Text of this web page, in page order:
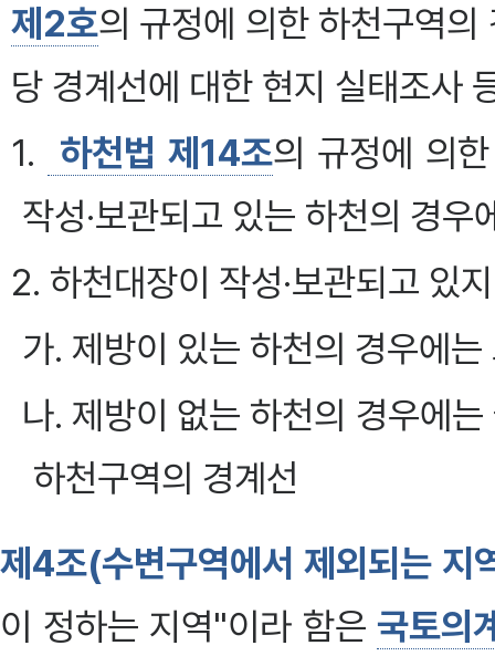
제2호의 규정에 의한 하천구역
당 경계선에 대한 현지 실태조사
1.
하천법 제14조의 규정에 의
작성·보관되고 있는 하천의 경
2. 하천대장이 작성·보관되고 있
가. 제방이 있는 하천의 경우에
나. 제방이 없는 하천의 경우에
하천구역의 경계선
제4조(수변구역에서 제외되는 지
이 정하는 지역"이라 함은 국토의